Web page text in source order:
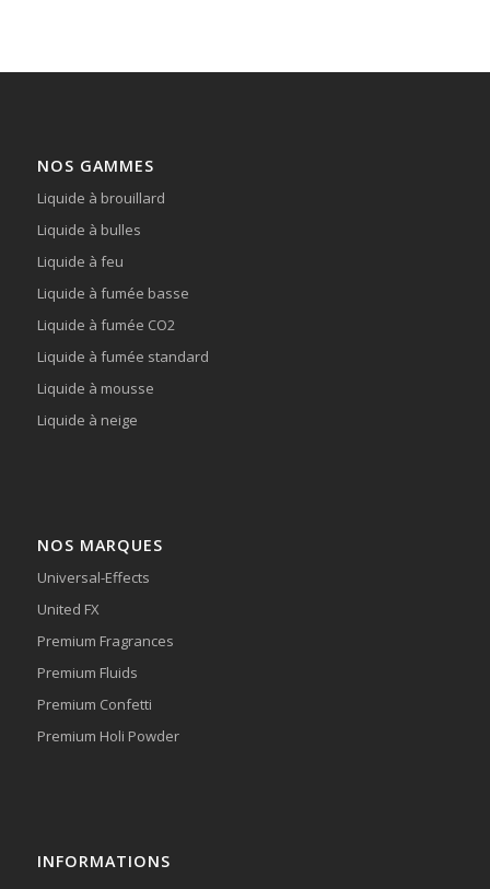
NOS GAMMES
Liquide à brouillard
Liquide à bulles
Liquide à feu
Liquide à fumée basse
Liquide à fumée CO2
Liquide à fumée standard
Liquide à mousse
Liquide à neige
NOS MARQUES
Universal-Effects
United FX
Premium Fragrances
Premium Fluids
Premium Confetti
Premium Holi Powder
INFORMATIONS